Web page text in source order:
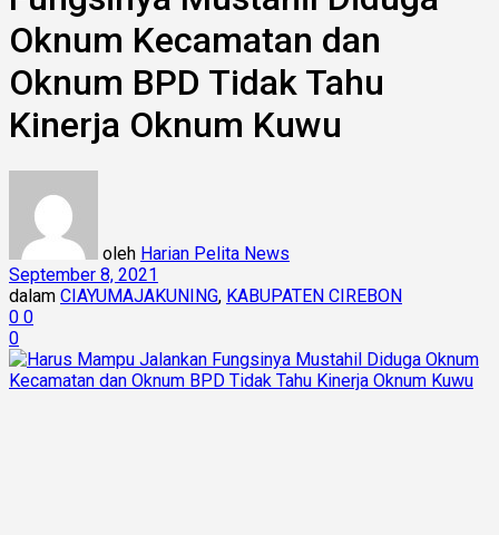
Oknum Kecamatan dan
Oknum BPD Tidak Tahu
Kinerja Oknum Kuwu
oleh Harian Pelita News
September 8, 2021
dalam CIAYUMAJAKUNING, KABUPATEN CIREBON
0 0
0